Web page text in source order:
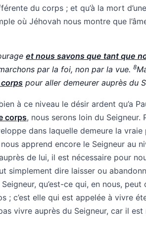
du corps ; et qu’à la mort
où Jéhovah nous montre que
et nous savons que tant que
par la foi, non par la vue. 8
pour aller demeurer auprès du
à ce niveau le désir ardent qu’a
corps, nous serons loin du Seigneur.
dans laquelle demeure la vraie
apprend encore le Seigneur au
de lui, il est nécessaire pour
simplement dire laisser ou
qu’est-ce qui, en nous, peut
; c’est elle qui est appelée à vivre
vivre auprès du Seigneur, car il est